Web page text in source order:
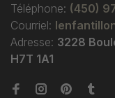
Téléphone: (450)
Courriel:
Adresse: 3228
H7T 1A1